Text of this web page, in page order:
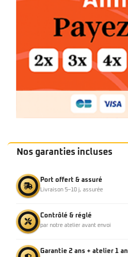
Nos garanties incluses
Port offert & assuré
Livraison 5–10 j, assurée
Contrôlé & réglé
par notre atelier avant envoi
Garantie 2 ans + atelier 1 an